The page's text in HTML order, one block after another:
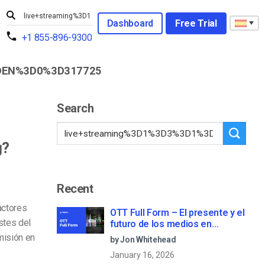
+1 855-896-9300
Dashboard Free Trial
del
en
Search
Recent
OTT Full Form – El presente y el
futuro de los medios en
streaming
by Jon Whitehead
January 16, 2026